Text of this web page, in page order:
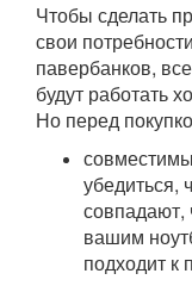
Чтобы сделать
свои
павербанков,
будут работать
Но перед
убедиться,
совпадают,
вашим
подходит к